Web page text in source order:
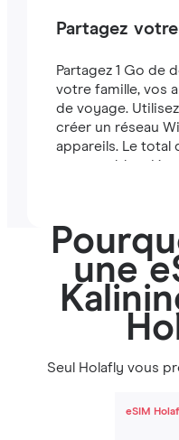
Partagez
Partagez 1 Go de
votre famille, vos
de voyage.
créer un réseau
appareils. Le total
partageables
une
Seul Holafly vous
eSIM